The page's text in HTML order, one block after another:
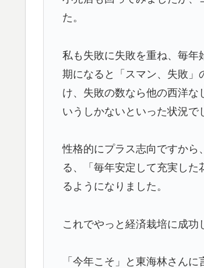
た。
私も失敗に失敗を重ね、毎
期になると「スマン、失敗
け、失敗の数なら他の西洋な
いうしかないといった状況で
性格的にプラス志向ですから
る、「毎年安定して充実し
るようになりました。
これでやっと経済栽培に成功
「今年こそ」と東海林さん